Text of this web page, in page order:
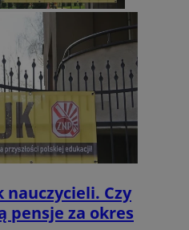
Czy
pensje za okres